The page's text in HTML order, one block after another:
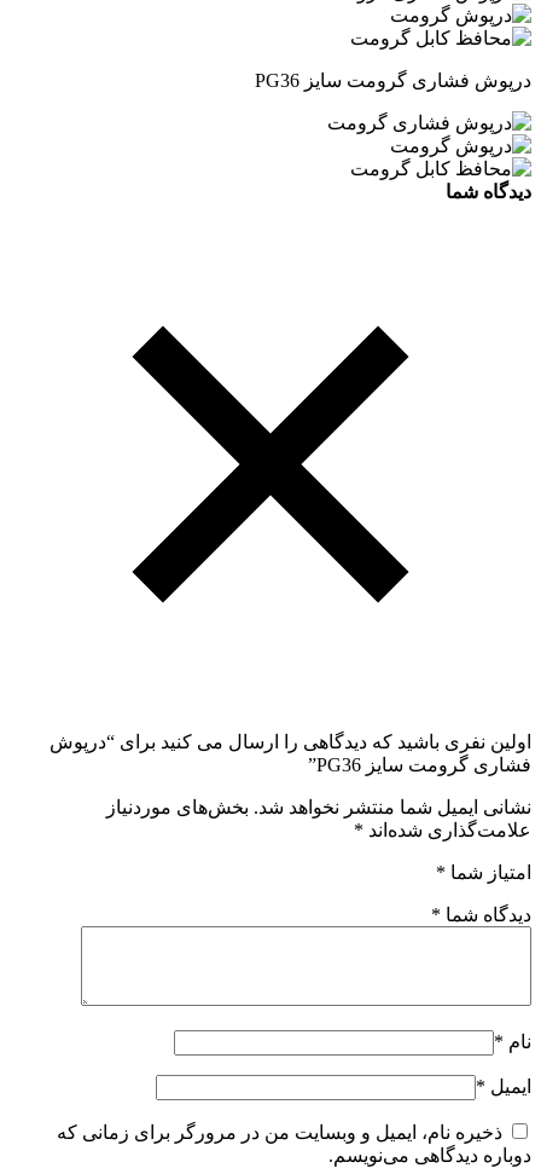
درپوش فشاری گرومت سایز PG36
دیدگاه شما
اولین نفری باشید که دیدگاهی را ارسال می کنید برای “درپوش
فشاری گرومت سایز PG36”
نشانی ایمیل شما منتشر نخواهد شد. بخش‌های موردنیاز
علامت‌گذاری شده‌اند *
امتیاز شما *
دیدگاه شما *
نام *
ایمیل *
ذخیره نام، ایمیل و وبسایت من در مرورگر برای زمانی که
دوباره دیدگاهی می‌نویسم.